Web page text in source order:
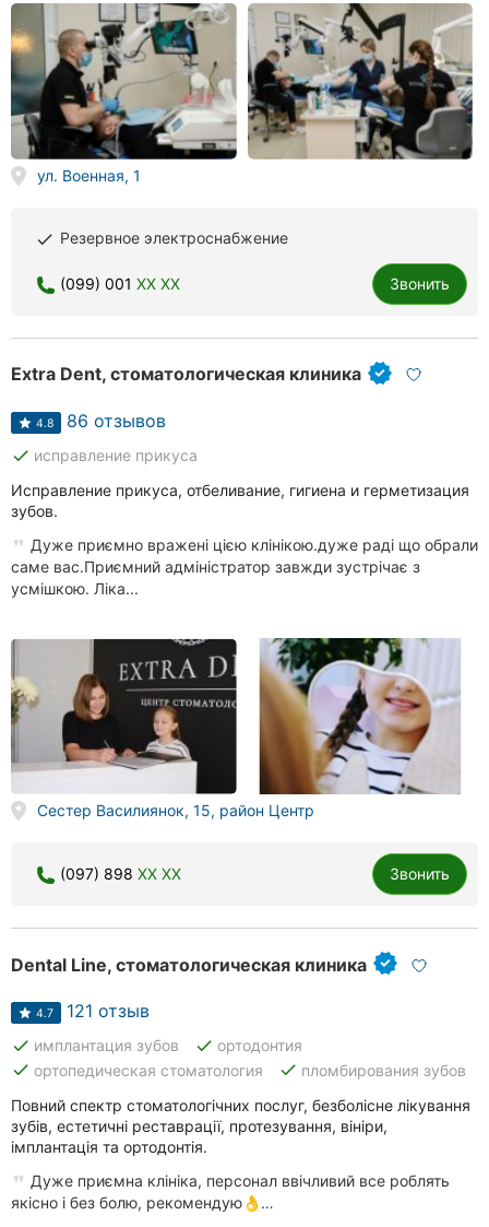
ул. Военная, 1
done Резервное электроснабжение
(099) 001 XX XX Звонить
Extra Dent, стоматологическая клиника
4.8 86 отзывов
done исправление прикуса
Исправление прикуса, отбеливание, гигиена и герметизация
зубов.
Дуже приємно вражені цією клінікою.дуже раді що обрали
саме вас.Приємний адміністратор завжди зустрічає з
усмішкою. Ліка...
Сестер Василиянок, 15, район Центр
(097) 898 XX XX Звонить
Dental Line, стоматологическая клиника
4.7 121 отзыв
done имплантация зубов done ортодонтия
done ортопедическая стоматология done пломбирования зубов
Повний спектр стоматологічних послуг, безболісне лікування
зубів, естетичні реставрації, протезування, вініри,
імплантація та ортодонтія.
Дуже приємна клініка, персонал ввічливий все роблять
якісно і без болю, рекомендую👌…